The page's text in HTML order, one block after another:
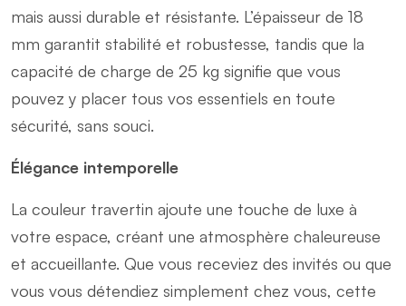
mais aussi durable et résistante. L’épaisseur de 18
mm garantit stabilité et robustesse, tandis que la
capacité de charge de 25 kg signifie que vous
pouvez y placer tous vos essentiels en toute
sécurité, sans souci.
Élégance intemporelle
La couleur travertin ajoute une touche de luxe à
votre espace, créant une atmosphère chaleureuse
et accueillante. Que vous receviez des invités ou que
vous vous détendiez simplement chez vous, cette